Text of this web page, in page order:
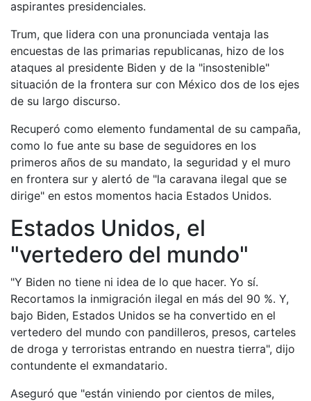
aspirantes presidenciales.
Trum, que lidera con una pronunciada ventaja las
encuestas de las primarias republicanas, hizo de los
ataques al presidente Biden y de la "insostenible"
situación de la frontera sur con México dos de los ejes
de su largo discurso.
Recuperó como elemento fundamental de su campaña,
como lo fue ante su base de seguidores en los
primeros años de su mandato, la seguridad y el muro
en frontera sur y alertó de "la caravana ilegal que se
dirige" en estos momentos hacia Estados Unidos.
Estados Unidos, el
"vertedero del mundo"
"Y Biden no tiene ni idea de lo que hacer. Yo sí.
Recortamos la inmigración ilegal en más del 90 %. Y,
bajo Biden, Estados Unidos se ha convertido en el
vertedero del mundo con pandilleros, presos, carteles
de droga y terroristas entrando en nuestra tierra", dijo
contundente el exmandatario.
Aseguró que "están viniendo por cientos de miles,